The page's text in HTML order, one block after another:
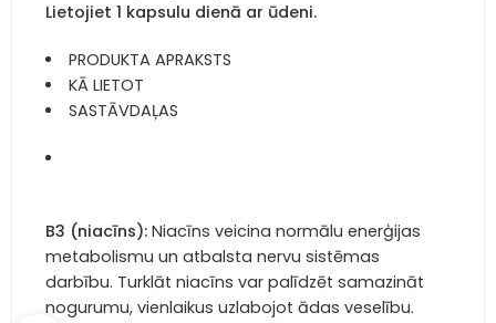
Lietojiet 1 kapsulu dienā ar ūdeni.
PRODUKTA APRAKSTS
KĀ LIETOT
SASTĀVDAĻAS
B3 (niacīns): Niacīns veicina normālu enerģijas
metabolismu un atbalsta nervu sistēmas
darbību. Turklāt niacīns var palīdzēt samazināt
nogurumu, vienlaikus uzlabojot ādas veselību.